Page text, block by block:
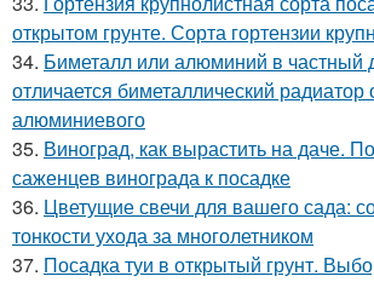
открытом грунте. Сорта гортензии
34. Биметалл или алюминий в частный
отличается биметаллический радиатор
алюминиевого
35. Виноград, как вырастить на даче.
саженцев винограда к посадке
36. Цветущие свечи для вашего сада:
тонкости ухода за многолетником
37. Посадка туи в открытый грунт.